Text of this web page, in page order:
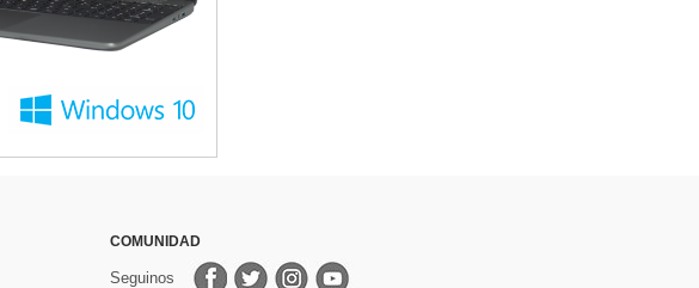
COMUNIDAD
Seguinos